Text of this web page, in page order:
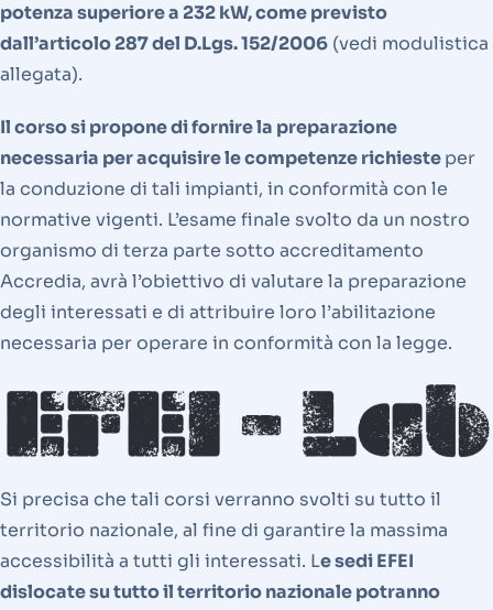
potenza superiore a 232 kW, come previsto
dall’articolo 287 del D.Lgs. 152/2006 (vedi modulistica
allegata).
Il corso si propone di fornire la preparazione
necessaria per acquisire le competenze richiesteper
la conduzione di tali impianti, in conformità con le
normative vigenti. L’esame finale svolto da un nostro
organismo di terza parte sotto accreditamento
Accredia, avrà l’obiettivo di valutare la preparazione
degli interessati e di attribuire loro l’abilitazione
necessaria per operare in conformità con la legge.
Si precisa che tali corsi verranno svolti su tutto il
territorio nazionale, al fine di garantire la massima
accessibilità a tutti gli interessati. Le sedi EFEI
dislocate su tutto il territorio nazionale potranno